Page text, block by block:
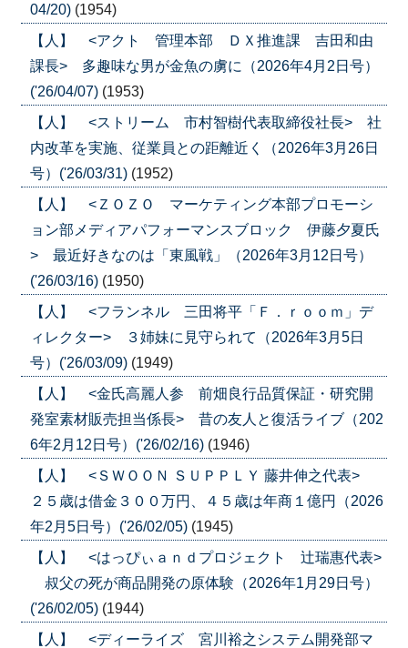
04/20) (1954)
【人】 <アクト 管理本部 ＤＸ推進課 吉田和由
課長> 多趣味な男が金魚の虜に（2026年4月2日号）
('26/04/07) (1953)
【人】 <ストリーム 市村智樹代表取締役社長> 社
内改革を実施、従業員との距離近く（2026年3月26日
号）('26/03/31) (1952)
【人】 <ＺＯＺＯ マーケティング本部プロモーシ
ョン部メディアパフォーマンスブロック 伊藤夕夏氏
> 最近好きなのは「東風戦」（2026年3月12日号）
('26/03/16) (1950)
【人】 <フランネル 三田将平「Ｆ．ｒｏｏｍ」デ
ィレクター> ３姉妹に見守られて（2026年3月5日
号）('26/03/09) (1949)
【人】 <金氏高麗人参 前畑良行品質保証・研究開
発室素材販売担当係長> 昔の友人と復活ライブ（202
6年2月12日号）('26/02/16) (1946)
【人】 <ＳＷＯＯＮ ＳＵＰＰＬＹ 藤井伸之代表>
２５歳は借金３００万円、４５歳は年商１億円（2026
年2月5日号）('26/02/05) (1945)
【人】 <はっぴぃａｎｄプロジェクト 辻瑞惠代表>
叔父の死が商品開発の原体験（2026年1月29日号）
('26/02/05) (1944)
【人】 <ディーライズ 宮川裕之システム開発部マ